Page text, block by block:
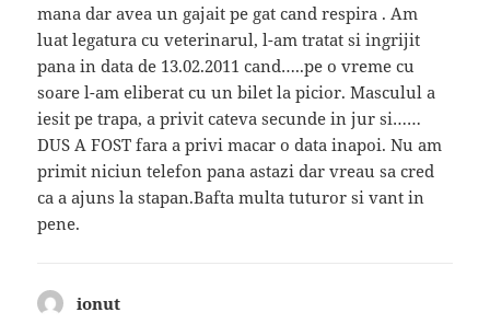
mana dar avea un gajait pe gat cand respira . Am
luat legatura cu veterinarul, l-am tratat si ingrijit
pana in data de 13.02.2011 cand…..pe o vreme cu
soare l-am eliberat cu un bilet la picior. Masculul a
iesit pe trapa, a privit cateva secunde in jur si……
DUS A FOST fara a privi macar o data inapoi. Nu am
primit niciun telefon pana astazi dar vreau sa cred
ca a ajuns la stapan.Bafta multa tuturor si vant in
pene.
ionut